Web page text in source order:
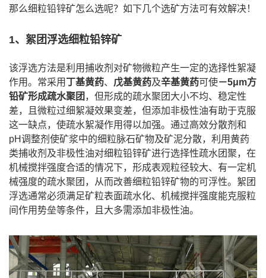
那么细粒铅锌矿怎么选呢？如下几个选矿方法可有效解决！
1、絮团浮选细粒铅锌矿
该浮选方法是利用捕收剂对矿物微粒产生一定的选择性絮凝
作用。常采用 丁基黄药、 戊基黄药及辛基黄药可使－5μm方
铅矿形成疏水聚团 ，但形成的疏水聚团大小不均、稳定性
差，且微粒过细絮凝效果变差，但添加非极性油有助于克服
这一缺点，使疏水絮凝作用得以加强。通过高效分散剂和
pH调整剂使矿浆中的细粒脉石矿物及矿泥分散，利用黄药
类捕收剂及非极性油对细粒铅锌矿进行选择性疏水团聚，在
机械搅拌强度合适的情况下，形成表观粒径较大、有一定机
械强度的疏水聚团，从而改善细粒铅锌矿物的可浮性。絮团
浮选通常必须满足矿粒表面疏水化、机械搅拌强度能克服粒
间作用势垒等条件，且大多需添加非极性油。